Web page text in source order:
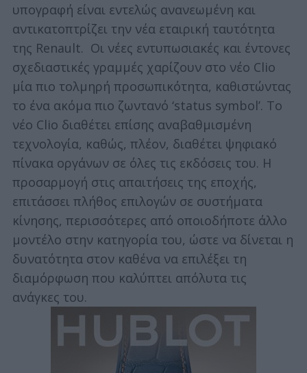
υπογραφή είναι εντελώς ανανεωμένη και
αντικατοπτρίζει την νέα εταιρική ταυτότητα
της Renault. Οι νέες εντυπωσιακές και έντονες
σχεδιαστικές γραμμές χαρίζουν στο νέο Clio
μία πιο τολμηρή προσωπικότητα, καθιστώντας
το ένα ακόμα πιο ζωντανό ‘status symbol’. Το
νέο Clio διαθέτει επίσης αναβαθμισμένη
τεχνολογία, καθώς, πλέον, διαθέτει ψηφιακό
πίνακα οργάνων σε όλες τις εκδόσεις του. Η
προσαρμογή στις απαιτήσεις της εποχής,
επιτάσσει πλήθος επιλογών σε συστήματα
κίνησης, περισσότερες από οποιοδήποτε άλλο
μοντέλο στην κατηγορία του, ώστε να δίνεται η
δυνατότητα στον καθένα να επιλέξει τη
διαμόρφωση που καλύπτει απόλυτα τις
ανάγκες του.